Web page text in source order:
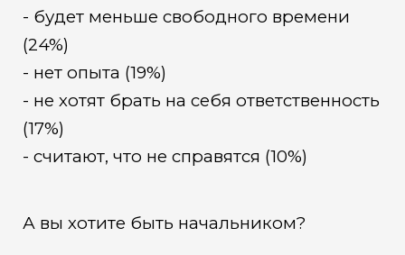
- будет меньше свободного времени
(24%)
- нет опыта (19%)
- не хотят брать на себя ответственность
(17%)
- считают, что не справятся (10%)
А вы хотите быть начальником?